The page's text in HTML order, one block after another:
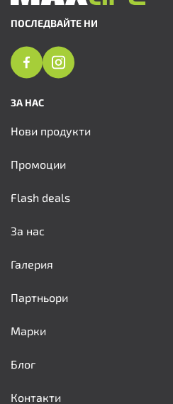
ПОСЛЕДВАЙТЕ НИ
ЗА НАС
Нови продукти
Промоции
Flash deals
За нас
Галерия
Партньори
Марки
Блог
Контакти